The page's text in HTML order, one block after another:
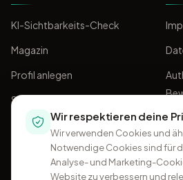
KI-Sichtbarkeits-Check
Magazin
Profil anlegen
Sponsoring
Wir respektieren deine
Wir verwenden Cookies und
Notwendige Cookies sind für
Analyse- und Marketing-
Website zu verbessern und